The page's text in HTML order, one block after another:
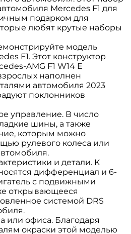
Mercedes F1 для
подарком для
любят крутые наборы
модель
F1. Этот конструктор
AMG F1 W14 E
наполнен
автомобиля 2023
поклонников
управление. В число
шины, а также
которым можно
рулевого колеса или
и детали. К
дифференциал и 6-
с подвижными
открывающееся
системой DRS
или офиса. Благодаря
окраски этой моделью